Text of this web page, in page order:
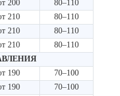
200
80–110
210
80–110
210
80–110
210
80–110
190
70–100
190
70–100